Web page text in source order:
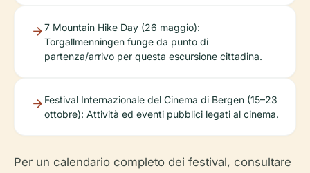
7 Mountain Hike Day (26 maggio):
Torgallmenningen funge da punto di
partenza/arrivo per questa escursione cittadina.
Festival Internazionale del Cinema di Bergen (15–23
ottobre): Attività ed eventi pubblici legati al cinema.
Per un calendario completo dei festival, consultare